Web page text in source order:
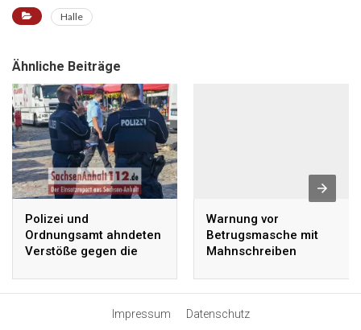
Halle
Ähnliche Beiträge
Polizei und
Ordnungsamt ahndeten
Verstöße gegen die
Warnung vor
Betrugsmasche mit
Mahnschreiben
Impressum Datenschutz